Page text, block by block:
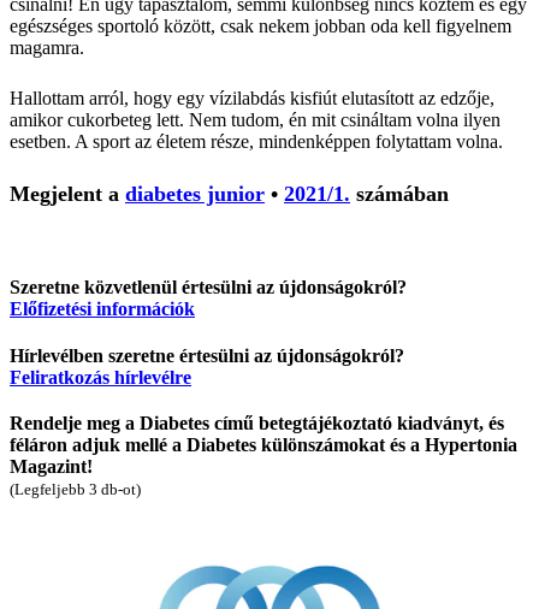
csinálni! Én úgy tapasztalom, semmi különbség nincs köztem és egy
egészséges sportoló között, csak nekem jobban oda kell figyelnem
magamra.
Hallottam arról, hogy egy vízilabdás kisfiút elutasított az edzője,
amikor cukorbeteg lett. Nem tudom, én mit csináltam volna ilyen
esetben. A sport az életem része, mindenképpen folytattam volna.
Megjelent a diabetes junior • 2021/1. számában
Szeretne közvetlenül értesülni az újdonságokról?
Előfizetési információk
Hírlevélben szeretne értesülni az újdonságokról?
Feliratkozás hírlevélre
Rendelje meg a Diabetes című betegtájékoztató kiadványt, és
féláron adjuk mellé a Diabetes különszámokat és a Hypertonia
Magazint!
(Legfeljebb 3 db-ot)